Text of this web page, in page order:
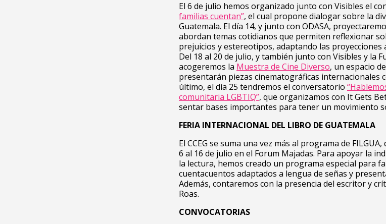
El 6 de julio hemos organizado junto con Visibles el
familias cuentan”, el cual propone dialogar sobre la
Guatemala. El día 14, y junto con ODASA,
abordan temas cotidianos que permiten reflexionar
prejuicios y estereotipos, adaptando las proyecciones
Del 18 al 20 de julio, y también junto con Visibles y la
acogeremos la Muestra de Cine Diverso, un espacio
presentarán piezas cinematográficas internacionales
último, el día 25 tendremos el conversatorio
comunitaria LGBTIQ”, que organizamos con It Gets
sentar bases importantes para tener un movimiento
FERIA INTERNACIONAL DEL LIBRO DE GUATEMALA
El CCEG se suma una vez más al programa de
6 al 16 de julio en el Forum Majadas. Para apoyar la
la lectura, hemos creado un programa especial para
cuentacuentos adaptados a lengua de señas y
Además, contaremos con la presencia del escritor y
Roas.
CONVOCATORIAS